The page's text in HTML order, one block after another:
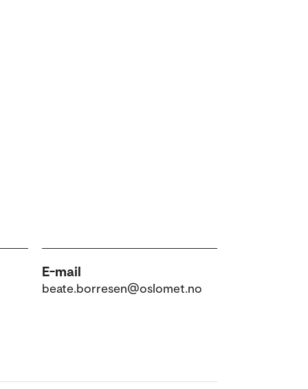
E-mail
beate.borresen@oslomet.no